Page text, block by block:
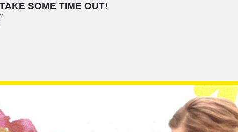
TAKE SOME TIME OUT!
//